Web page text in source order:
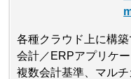
各種クラウド上に構
会計／ERPアプリケ
複数会計基準、マル